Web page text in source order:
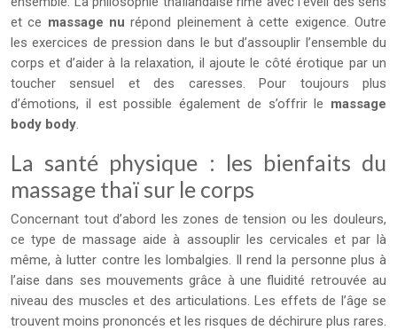
et ce massage nu répond pleinement à cette exigence. Outre
les exercices de pression dans le but d’assouplir l’ensemble du
corps et d’aider à la relaxation, il ajoute le côté érotique par un
toucher sensuel et des caresses. Pour toujours plus
d’émotions, il est possible également de s’offrir le massage
body body.
La santé physique : les bienfaits du
massage thaï sur le corps
Concernant tout d’abord les zones de tension ou les douleurs,
ce type de massage aide à assouplir les cervicales et par là
même, à lutter contre les lombalgies. Il rend la personne plus à
l’aise dans ses mouvements grâce à une fluidité retrouvée au
niveau des muscles et des articulations. Les effets de l’âge se
trouvent moins prononcés et les risques de déchirure plus rares.